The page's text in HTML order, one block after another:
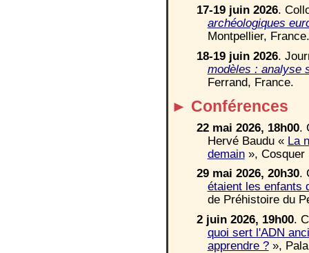
17-19 juin 2026.C
archéologiques
Montpellier, France.
18-19 juin 2026.J
modèles : analyse
Ferrand, France.
► Conférences
22 mai2026, 18h00.
Hervé Baudu « La
demain», Cosquer
29 mai2026,20h30.
étaient les enfants
de Préhistoire du
2 juin 2026, 19h00.
quoi sert l'ADN
apprendre ?»,